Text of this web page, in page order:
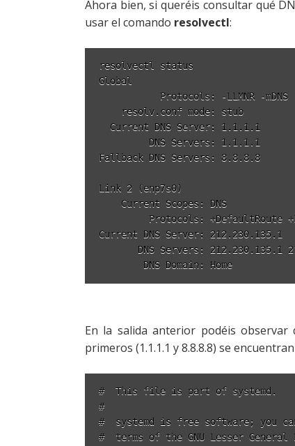
Ahora bien, si queréis consultar qué
usar el comando resolvectl:
resolvectl status
Global
Protocols: -LLMNR -mDNS
    resolv.conf mode: stub
  Current DNS Server: 1.1.1.1
         DNS Servers: 1.1.1.1
Fallback DNS Servers: 8.8.8.8
Link 2 (enp7s0)
    Current Scopes: DNS
Protocols: +DefaultRoute
Current DNS Server: 212.230.135.1
DNS Servers: 212.230.135.1
En la salida anterior podéis observar
primeros (1.1.1.1 y 8.8.8.8) se
#  This file is part of systemd.
#
#  systemd is free software; you
#  terms of the GNU Lesser